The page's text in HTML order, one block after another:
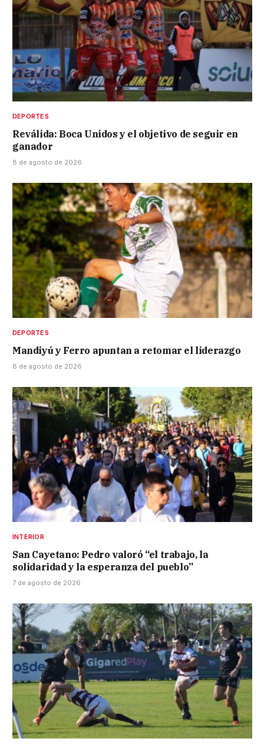
DEPORTES
Reválida: Boca Unidos y el objetivo de seguir en
ganador
8 de agosto de 2026
DEPORTES
Mandiyú y Ferro apuntan a retomar el liderazgo
8 de agosto de 2026
INTERIOR
San Cayetano: Pedro valoró “el trabajo, la
solidaridad y la esperanza del pueblo”
7 de agosto de 2026